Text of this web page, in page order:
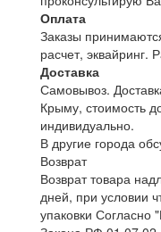
Оплата
Заказы
расчет,
Доставка
Самовывоз.
Крыму, стоимость
индивидуально.
В другие города
Возврат
Возврат товара
дней, при условии
упаковки Согласно